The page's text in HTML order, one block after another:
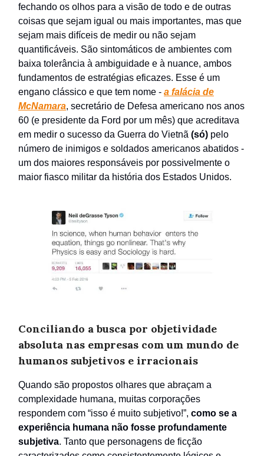
fechando os olhos para a visão de todo e de outras
coisas que sejam igual ou mais importantes, mas que
sejam mais difíceis de medir ou não sejam
quantificáveis. São sintomáticos de ambientes com
baixa tolerância à ambiguidade e à nuance, ambos
fundamentos de estratégias eficazes. Esse é um
engano clássico e que tem nome - a falácia de
McNamara, secretário de Defesa americano nos anos
60 (e presidente da Ford por um mês) que acreditava
em medir o sucesso da Guerra do Vietnã (só) pelo
número de inimigos e soldados americanos abatidos -
um dos maiores responsáveis por possivelmente o
maior fiasco militar da história dos Estados Unidos.
Conciliando a busca por objetividade
absoluta nas empresas com um mundo de
humanos subjetivos e irracionais
Quando são propostos olhares que abraçam a
complexidade humana, muitas corporações
respondem com “isso é muito subjetivo!”, como se a
experiência humana não fosse profundamente
subjetiva. Tanto que personagens de ficção